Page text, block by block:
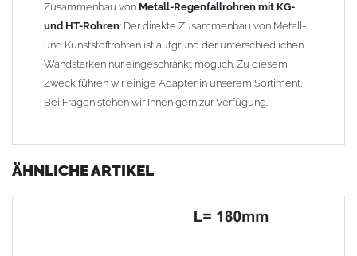
Zusammenbau von Metall-Regenfallrohren mit KG-
und HT-Rohren: Der direkte Zusammenbau von Metall-
und Kunststoffrohren ist aufgrund der unterschiedlichen
Wandstärken nur eingeschränkt möglich. Zu diesem
Zweck führen wir einige Adapter in unserem Sortiment.
Bei Fragen stehen wir Ihnen gern zur Verfügung.
ÄHNLICHE ARTIKEL